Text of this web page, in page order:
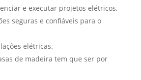
e executar projetos elétricos,
seguras e confiáveis para o
elétricas.
de madeira tem que ser por